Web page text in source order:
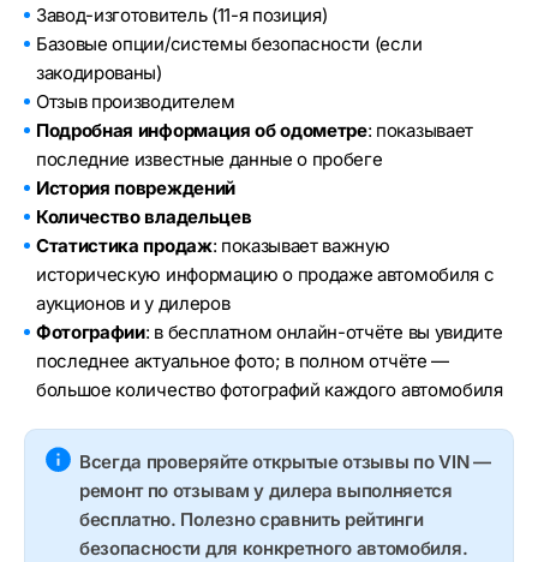
Завод-изготовитель (11-я позиция)
Базовые опции/системы безопасности (если
закодированы)
Отзыв производителем
Подробная информация об одометре: показывает
последние известные данные о пробеге
История повреждений
Количество владельцев
Статистика продаж: показывает важную
историческую информацию о продаже автомобиля с
аукционов и у дилеров
Фотографии: в бесплатном онлайн-отчёте вы увидите
последнее актуальное фото; в полном отчёте —
большое количество фотографий каждого автомобиля
Всегда проверяйте открытые отзывы по VIN —
ремонт по отзывам у дилера выполняется
бесплатно. Полезно сравнить рейтинги
безопасности для конкретного автомобиля.